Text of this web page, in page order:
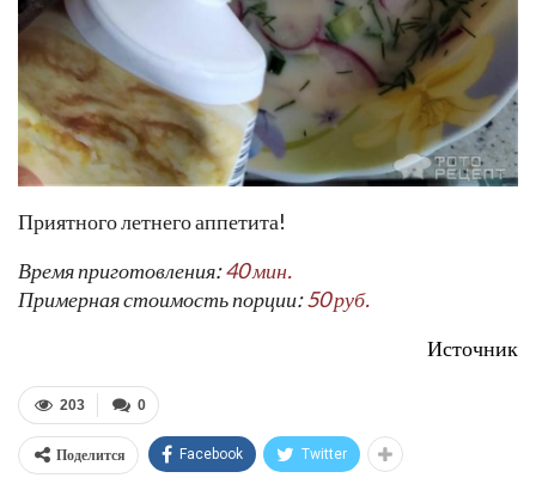
Приятного летнего аппетита!
Время приготовления:40 мин.
Примерная стоимость порции:50 руб.
Источник
0
203
Поделится Facebook Twitter